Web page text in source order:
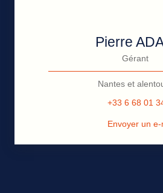
Pierre
Gérant
Nantes et
+33 6 68 01
Envoyer un e-